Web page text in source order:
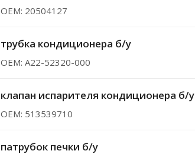
ОЕМ: 20504127
трубка кондиционера б/у
ОЕМ: A22-52320-000
клапан испарителя кондиционера б/у
ОЕМ: 513539710
патрубок печки б/у